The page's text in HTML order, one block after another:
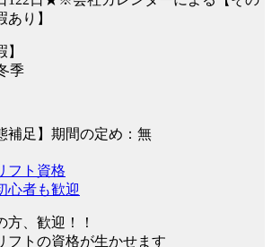
あり】
】
季
補足】期間の定め：無
フト資格
心者も歓迎
、歓迎！！
フトの資格が生かせます